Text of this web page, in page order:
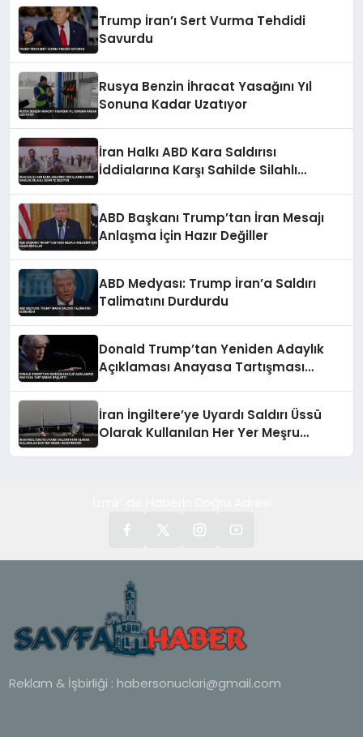
Trump İran’ı Sert Vurma Tehdidi
Savurdu
Rusya Benzin İhracat Yasağını Yıl
Sonuna Kadar Uzatıyor
İran Halkı ABD Kara Saldırısı
İddialarına Karşı Sahilde Silahlı
ABD Başkanı Trump’tan İran Mesajı
Anlaşma İçin Hazır Değiller
ABD Medyası: Trump İran’a Saldırı
Talimatını Durdurdu
Donald Trump’tan Yeniden Adaylık
Açıklaması Anayasa Tartışması
İran İngiltere’ye Uyardı Saldırı Üssü
Olarak Kullanılan Her Yer Meşru
Reklam & İşbirliği : habersonuclari@gmail.com